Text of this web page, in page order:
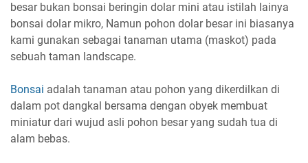
besar bukan bonsai beringin dolar mini atau istilah lainya
bonsai dolar mikro, Namun pohon dolar besar ini biasanya
kami gunakan sebagai tanaman utama (maskot) pada
sebuah taman landscape.
Bonsai adalah tanaman atau pohon yang dikerdilkan di
dalam pot dangkal bersama dengan obyek membuat
miniatur dari wujud asli pohon besar yang sudah tua di
alam bebas.